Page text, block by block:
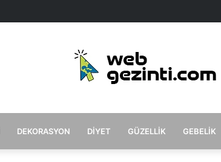
DEKORASYON DIYET GÜZELLIK GEBELIK